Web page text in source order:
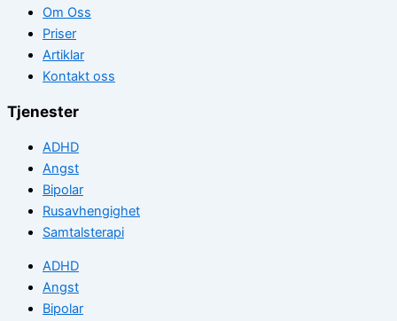
Om Oss
Priser
Artiklar
Kontakt oss
Tjenester
ADHD
Angst
Bipolar
Rusavhengighet
Samtalsterapi
ADHD
Angst
Bipolar